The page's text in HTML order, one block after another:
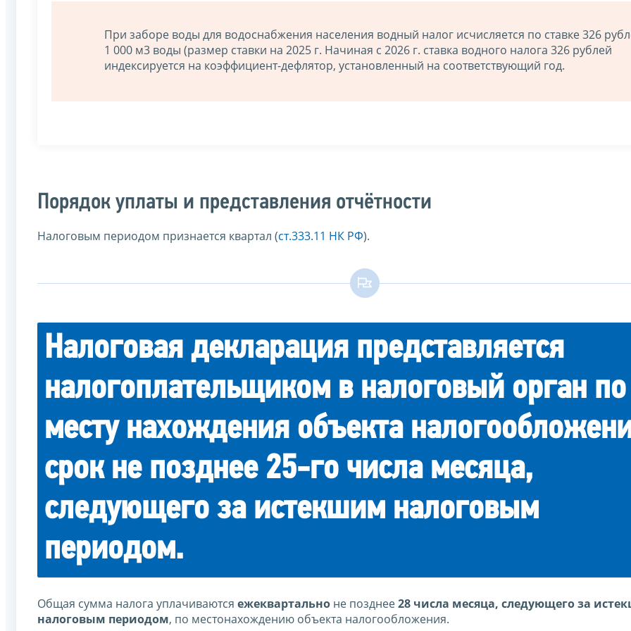
При заборе воды для водоснабжения населения водный налог исчисляется по ставке 326
1 000 м3 воды (размер ставки на 2025 г. Начиная с 2026 г. ставка водного налога 326 рублей
индексируется на коэффициент-дефлятор, установленный на соответствующий год.
Порядок уплаты и представления отчётности
Налоговым периодом признается квартал (ст.333.11 НК РФ).
Налоговая декларация представляется
налогоплательщиком в налоговый орган по
месту нахождения объекта
срок не позднее 25-го числа месяца,
следующего за истекшим налоговым
периодом.
Общая сумма налога уплачиваются ежеквартально не позднее28 числа месяца, следующего за
налоговым периодом, по местонахождению объекта налогообложения.